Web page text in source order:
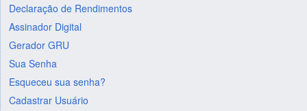
Declaração de Rendimentos
Assinador Digital
Gerador GRU
Sua Senha
Esqueceu sua senha?
Cadastrar Usuário